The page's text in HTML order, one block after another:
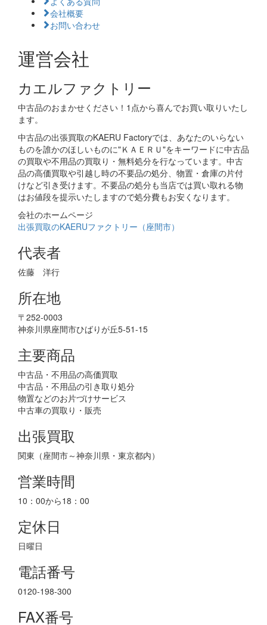
会社概要
お問い合わせ
運営会社
カエルファクトリー
中古品のおまかせください！1点から喜んでお買い取りいたし
ます。
中古品の出張買取のKAERU Factoryでは、あなたのいらない
ものを誰かのほしいものに"ＫＡＥＲＵ"をキーワードに中古品
の買取や不用品の買取り・無料処分を行なっています。中古
品の高価買取や引越し時の不要品の処分、物置・倉庫の片付
けなど引き受けます。不要品の処分も当店では買い取れる物
はお値段を提示いたしますので処分費もお安くなります。
会社のホームページ
出張買取のKAERUファクトリー（座間市）
代表者
佐藤 洋行
所在地
〒252-0003
神奈川県座間市ひばりが丘5-51-15
主要商品
中古品・不用品の高価買取
中古品・不用品の引き取り処分
物置などのお片づけサービス
中古車の買取り・販売
出張買取
関東（座間市～神奈川県・東京都内）
営業時間
10：00から18：00
定休日
日曜日
電話番号
0120-198-300
FAX番号